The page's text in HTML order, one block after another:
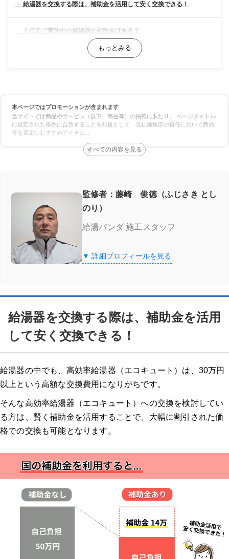
給湯器を交換する際は、補助金を活用して安く交換できる！
八代市で実施中の給湯器の補助金はある？
熊本県で実施中の給湯器の補助金はある？
給湯省エネ2026事業
給湯省エネ2026事業に対応している業者を厳選してご紹介！
湯ドクターの口コミ
交換できるくん
交換できるくんの口コミ
ガスペック
ガスペックの口コミ
エコキュートに交換するとどのくらいお得になる？？
夜間電力の活用でさらにお得
Q. 今使っている給湯器の撤去費用は補助金の対応ですか？
Q. 給湯器の交換補助金は2026年にいくらになりますか？
本ページではプロモーションが含まれます
当サイトでは商品やサービス（以下、商品等）の掲載にあたり、 ページタイトル
に規定された条件に合致することを前提として、当社編集部の責任において商品
等を選定しおすすめアイテム
監修者：藤崎 俊徳（ふじさき とし
のり）
給湯パンダ 施工スタッフ
▼ 詳細プロフィールを見る
給湯器を交換する際は、補助金を活用
して安く交換できる！
給湯器の中でも、高効率給湯器（エコキュート）は、30万円
以上という高額な交換費用になりがちです。
そんな高効率給湯器（エコキュート）への交換を検討してい
る方は、賢く補助金を活用することで、大幅に割引された価
格での交換も可能となります。